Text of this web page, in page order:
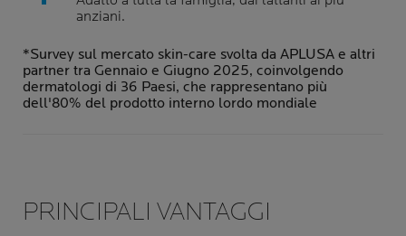
anziani.
*Survey sul mercato skin-care svolta da APLUSA e altri
partner tra Gennaio e Giugno 2025, coinvolgendo
dermatologi di 36 Paesi, che rappresentano più
dell'80% del prodotto interno lordo mondiale
PRINCIPALI VANTAGGI